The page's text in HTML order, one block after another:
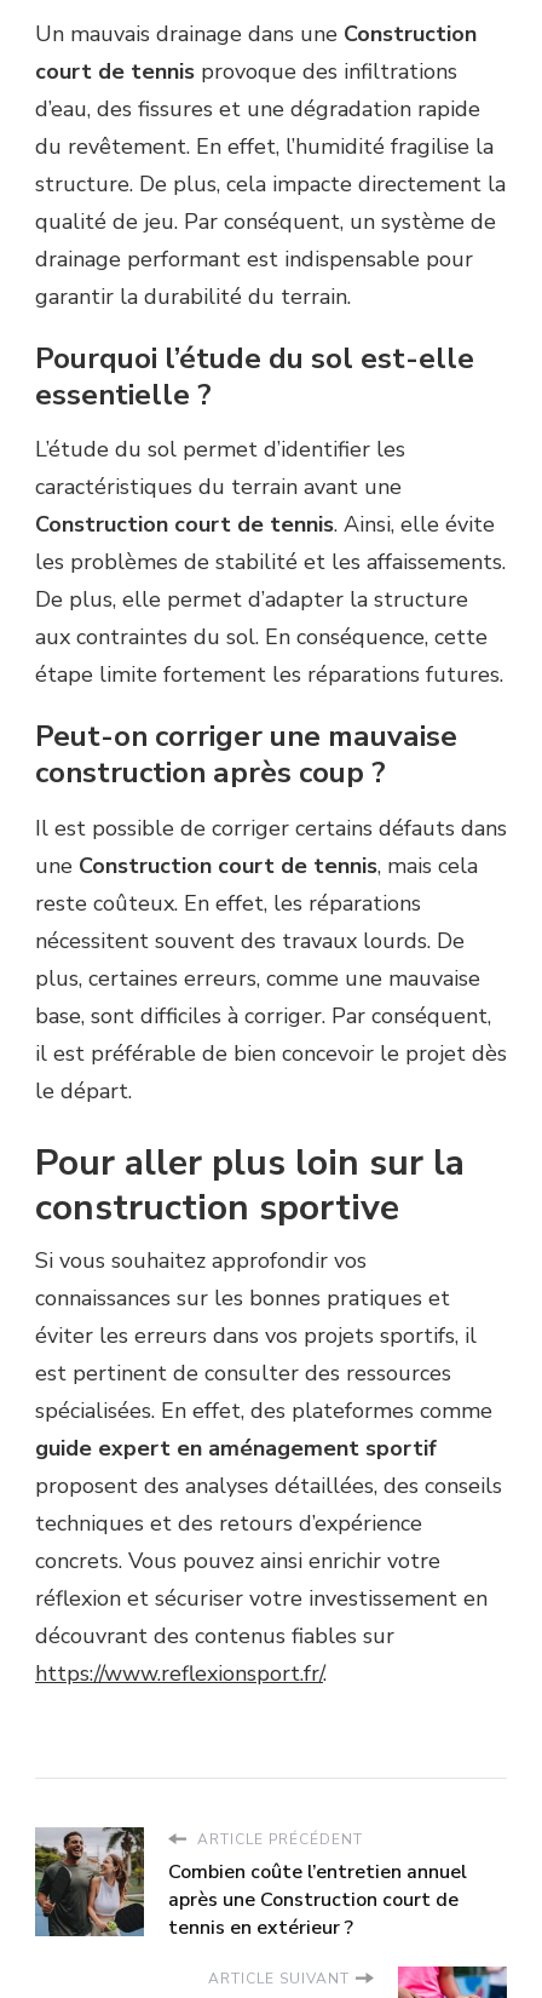
Un mauvais drainage dans une Construction
court de tennis provoque des infiltrations
d’eau, des fissures et une dégradation rapide
du revêtement. En effet, l’humidité fragilise la
structure. De plus, cela impacte directement la
qualité de jeu. Par conséquent, un système de
drainage performant est indispensable pour
garantir la durabilité du terrain.
Pourquoi l’étude du sol est-elle
essentielle ?
L’étude du sol permet d’identifier les
caractéristiques du terrain avant une
Construction court de tennis. Ainsi, elle évite
les problèmes de stabilité et les affaissements.
De plus, elle permet d’adapter la structure
aux contraintes du sol. En conséquence, cette
étape limite fortement les réparations futures.
Peut-on corriger une mauvaise
construction après coup ?
Il est possible de corriger certains défauts dans
une Construction court de tennis, mais cela
reste coûteux. En effet, les réparations
nécessitent souvent des travaux lourds. De
plus, certaines erreurs, comme une mauvaise
base, sont difficiles à corriger. Par conséquent,
il est préférable de bien concevoir le projet dès
le départ.
Pour aller plus loin sur la
construction sportive
Si vous souhaitez approfondir vos
connaissances sur les bonnes pratiques et
éviter les erreurs dans vos projets sportifs, il
est pertinent de consulter des ressources
spécialisées. En effet, des plateformes comme
guide expert en aménagement sportif
proposent des analyses détaillées, des conseils
techniques et des retours d’expérience
concrets. Vous pouvez ainsi enrichir votre
réflexion et sécuriser votre investissement en
découvrant des contenus fiables sur
https://www.reflexionsport.fr/.
ARTICLE PRÉCÉDENT
Combien coûte l’entretien annuel
après une Construction court de
tennis en extérieur ?
ARTICLE SUIVANT